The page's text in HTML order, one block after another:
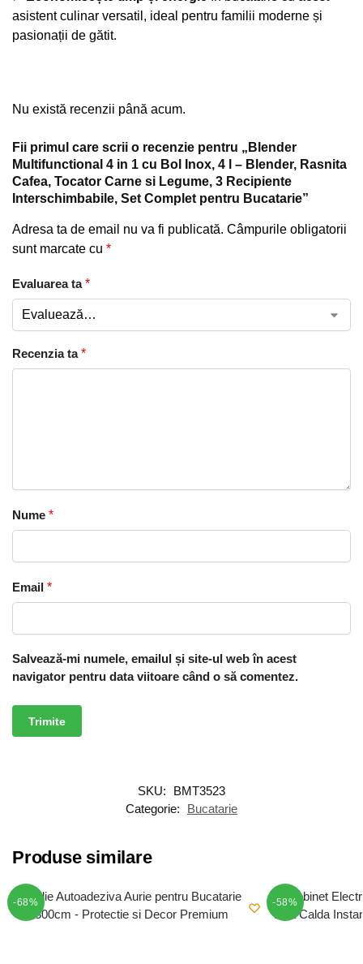
asistent culinar versatil, ideal pentru familii moderne și
pasionații de gătit.
Nu există recenzii până acum.
Fii primul care scrii o recenzie pentru „Blender
Multifunctional 4 in 1 cu Bol Inox, 4 l – Blender, Rasnita
Cafea, Tocator Carne si Legume, 3 Recipiente
Interschimbabile, Set Complet pentru Bucatarie”
Adresa ta de email nu va fi publicată. Câmpurile obligatorii
sunt marcate cu *
Evaluarea ta*
Recenzia ta*
Nume *
Email *
Salvează-mi numele, emailul și site-ul web în acest
navigator pentru data viitoare când o să comentez.
SKU:
BMT3523
Categorie:
Bucatarie
Produse similare
-68% -58%